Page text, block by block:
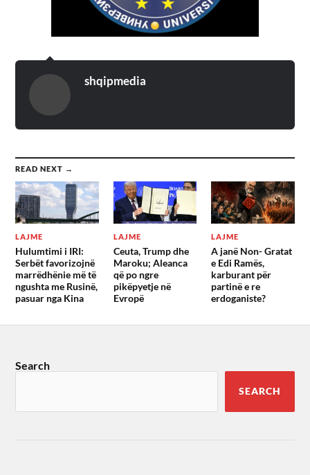
shqipmedia
READ NEXT →
LAJME
Hulumtimi i IRI:
Serbët favorizojnë
marrëdhënie më të
ngushta me Rusinë,
pasuar nga Kina
LAJME
Ceuta, Trump dhe
Maroku; Aleanca
që po ngre
pikëpyetje në
Evropë
LAJME
A janë Non- Gratat
e Edi Ramës,
karburant për
partinë e re
erdoganiste?
Search
SEARCH